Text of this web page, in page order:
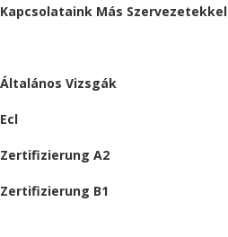
Kapcsolataink Más Szervezetekkel
Általános Vizsgák
Ecl
Zertifizierung A2
Zertifizierung B1